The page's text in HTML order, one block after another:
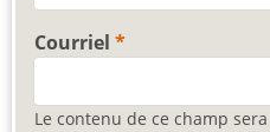
Courriel
Le contenu de ce champ